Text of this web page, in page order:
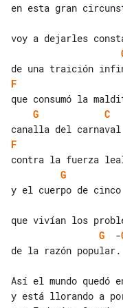
en esta gran
F
G
C
F
G
y el cuerpo de cinco
G
  -
de la razón popular.
Así el mundo quedó
y está llorando a